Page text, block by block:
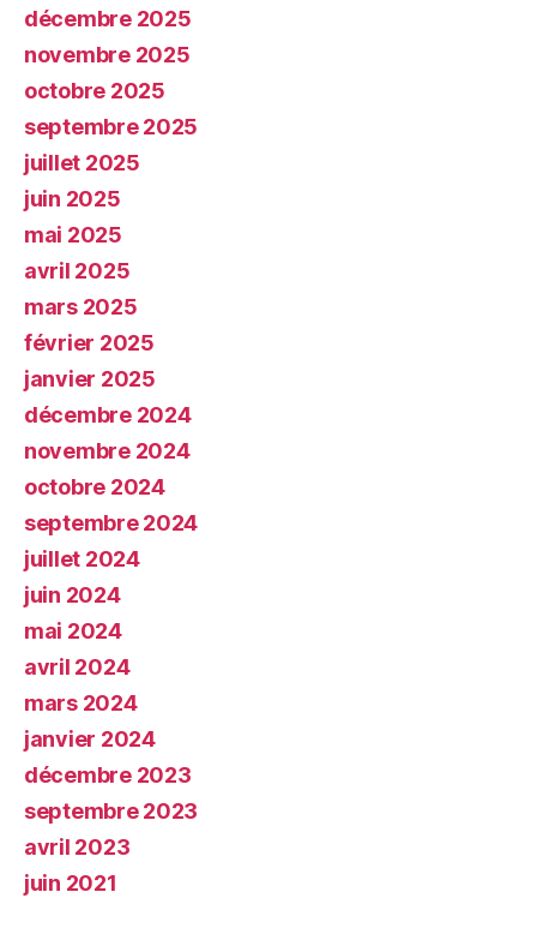
décembre 2025
novembre 2025
octobre 2025
septembre 2025
juillet 2025
juin 2025
mai 2025
avril 2025
mars 2025
février 2025
janvier 2025
décembre 2024
novembre 2024
octobre 2024
septembre 2024
juillet 2024
juin 2024
mai 2024
avril 2024
mars 2024
janvier 2024
décembre 2023
septembre 2023
avril 2023
juin 2021